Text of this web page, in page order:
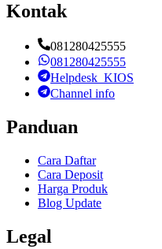
Kontak
081280425555
081280425555
Helpdesk_KIOS
Channel info
Panduan
Cara Daftar
Cara Deposit
Harga Produk
Blog Update
Legal